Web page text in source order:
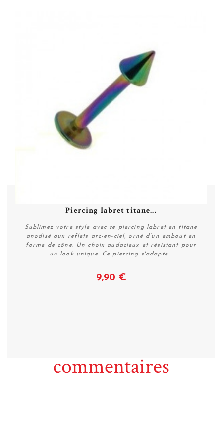
Piercing labret titane...
Sublimez votre style avec ce piercing labret en titane
anodisé aux reflets arc-en-ciel, orné d’un embout en
forme de cône. Un choix audacieux et résistant pour
un look unique. Ce piercing s'adapte...
9,90 €
commentaires